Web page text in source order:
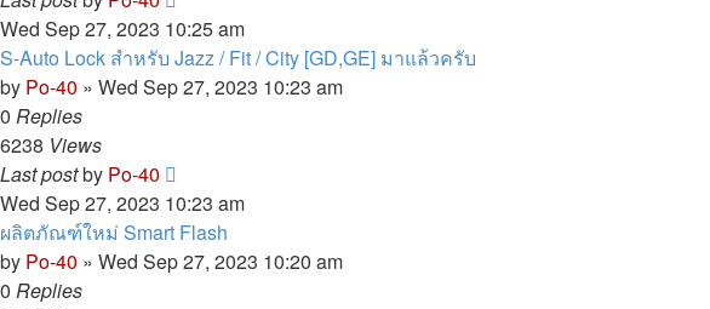
Wed Sep 27, 2023 10:25 am
S-Auto Lock สำหรับ Jazz / Fit / City [GD,GE] มาแล้วครับ
by Po-40 » Wed Sep 27, 2023 10:23 am
0 Replies
6238 Views
Last postby Po-40
Wed Sep 27, 2023 10:23 am
ผลิตภัณฑ์ใหม่ Smart Flash
by Po-40 » Wed Sep 27, 2023 10:20 am
0 Replies